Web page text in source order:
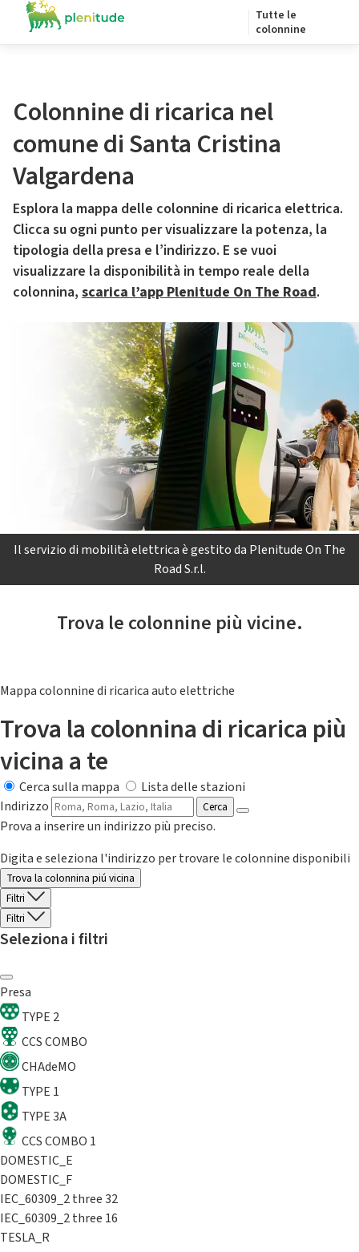
Tutte le
colonnine
Colonnine di ricarica nel
comune di Santa Cristina
Valgardena
Esplora la mappa delle colonnine di ricarica elettrica.
Clicca su ogni punto per visualizzare la potenza, la
tipologia della presa e l’indirizzo. E se vuoi
visualizzare la disponibilità in tempo reale della
colonnina, scarica l’app Plenitude On The Road.
Il servizio di mobilità elettrica è gestito da Plenitude On The
Road S.r.l.
Trova le colonnine più vicine.
Mappa colonnine di ricarica auto elettriche
Trova la colonnina di ricarica più
vicina a te
Cerca sulla mappa
Lista delle stazioni
Indirizzo
Cerca
Prova a inserire un indirizzo più preciso.
Digita e seleziona l'indirizzo per trovare le colonnine disponibili
Trova la colonnina piú vicina
Filtri
Filtri
Seleziona i filtri
Presa
TYPE 2
CCS COMBO
CHAdeMO
TYPE 1
TYPE 3A
CCS COMBO 1
DOMESTIC_E
DOMESTIC_F
IEC_60309_2 three 32
IEC_60309_2 three 16
TESLA_R